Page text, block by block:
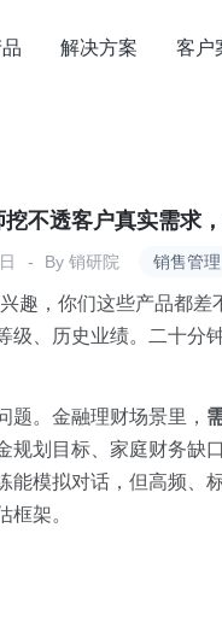
解决方案 客户
销售管理
不透客户真实需求
By 销研院
趣，你们这些产品都
级、历史业绩。二十分
题。金融理财场景里，
规划目标、家庭财务缺
能模拟对话，但高频、
框架。